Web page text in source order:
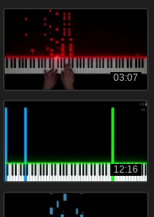
03:07
12:16